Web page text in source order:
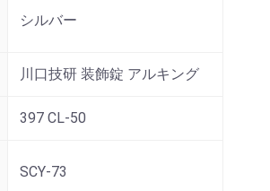
シルバー
川口技研 装飾錠 アルキング
397 CL-50
SCY-73